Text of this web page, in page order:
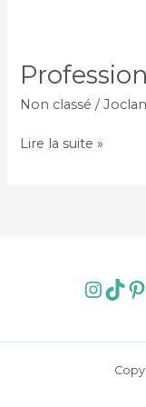
Non classé /
Professionnel
Lire la suite »